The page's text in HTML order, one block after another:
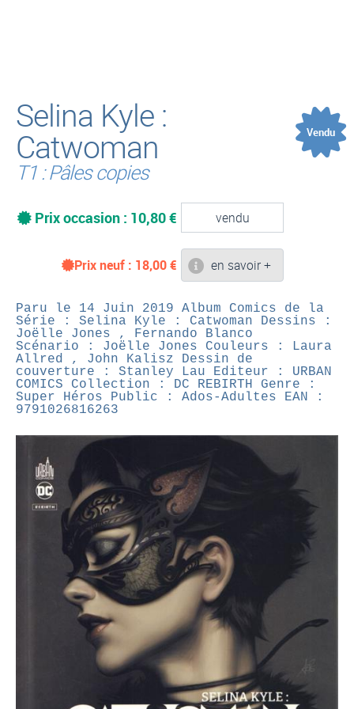
Selina Kyle :
Catwoman
T1 : Pâles copies
Vendu
Prix occasion : 10,80 € vendu
Prix neuf : 18,00€ en savoir +
Paru le 14 Juin 2019 Album Comics de la
Série : Selina Kyle : Catwoman Dessins :
Joëlle Jones , Fernando Blanco
Scénario : Joëlle Jones Couleurs : Laura
Allred , John Kalisz Dessin de
couverture : Stanley Lau Editeur : URBAN
COMICS Collection : DC REBIRTH Genre :
Super Héros Public : Ados-Adultes EAN :
9791026816263